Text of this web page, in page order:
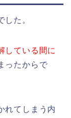
た。
している間に
ったからで
れてしまう内